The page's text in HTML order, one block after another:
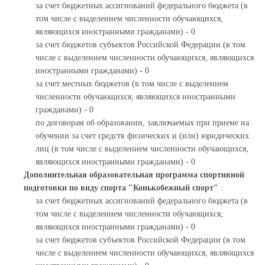
за счет бюджетных ассигнований федерального бюджета (в
том числе с выделением численности обучающихся,
являющихся иностранными гражданами) - 0
за счет бюджетов субъектов Российской Федерации (в том
числе с выделением численности обучающихся, являющихся
иностранными гражданами) - 0
за счет местных бюджетов (в том числе с выделением
численности обучающихся, являющихся иностранными
гражданами) - 0
по договорам об образовании, заключаемых при приеме на
обучении за счет средств физических и (или) юридических
лиц (в том числе с выделением численности обучающихся,
являющихся иностранными гражданами) - 0
Дополнительная образовательная программа спортивной
подготовки по виду спорта "Конькобежный спорт" :
за счет бюджетных ассигнований федерального бюджета (в
том числе с выделением численности обучающихся,
являющихся иностранными гражданами) - 0
за счет бюджетов субъектов Российской Федерации (в том
числе с выделением численности обучающихся, являющихся